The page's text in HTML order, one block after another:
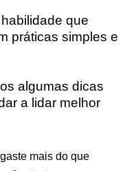
que
práticas simples e
algumas dicas
a lidar melhor
mais do que